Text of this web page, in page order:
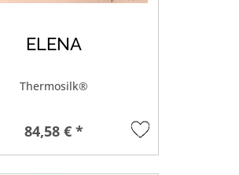
ELENA
Thermosilk®
84,58 € *